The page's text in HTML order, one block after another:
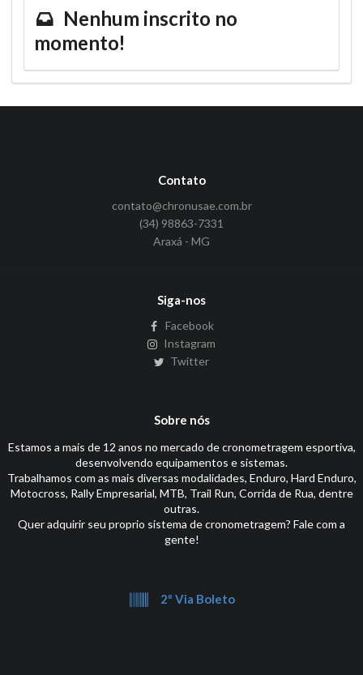
Nenhum inscrito no
momento!
Contato
contato@chronusae.com.br
(34) 98863-7331
Araxá - MG
Siga-nos
Facebook
Instagram
Twitter
Sobre nós
Estamos a mais de 12 anos no mercado de cronometragem esportiva,
desenvolvendo equipamentos e sistemas.
Trabalhamos com as mais diversas modalidades, Enduro, Hard Enduro,
Motocross, Rally Empresarial, MTB, Trail Run, Corrida de Rua, dentre
outras.
Quer adquirir seu proprio sistema de cronometragem? Fale com a
gente!
2º Via Boleto